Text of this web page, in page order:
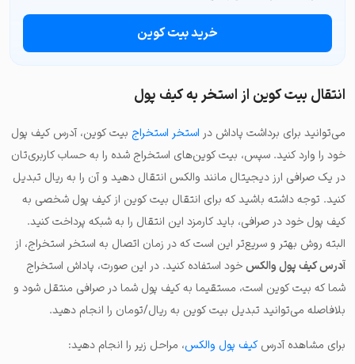
خرید بیت کوین
انتقال بیت کوین از استخر به کیف پول
می‌توانید برای برداشت پاداش در استخر استخراج بیت کوین، آدرس کیف پول
خود را وارد کنید. سپس، بیت کوین‌های استخراج شده را به حساب کاربری‌تان
در یک صرافی ارز دیجیتال مانند والکس انتقال دهید و آن را به ریال تبدیل
کنید. توجه داشته باشید که برای انتقال بیت کوین از کیف پول شخصی‌­ به
کیف پول خود در صرافی، باید کارمزد این انتقال را به شبکه پرداخت کنید.
البته روش بهتر و سریع‌تر این است که در زمان اتصال به استخر استخراج، از
آدرس کیف پول والکسخود استفاده کنید. در این صورت، پاداش استخراج
شما که بیت کوین است، مستقیما به کیف پول شما در صرافی منتقل شود و
بلافاصله می‌توانید تبدیل بیت کوین به ریال/تومان را انجام دهید.
برای مشاهده آدرسکیف پول والکس، مراحل زیر را انجام دهید: